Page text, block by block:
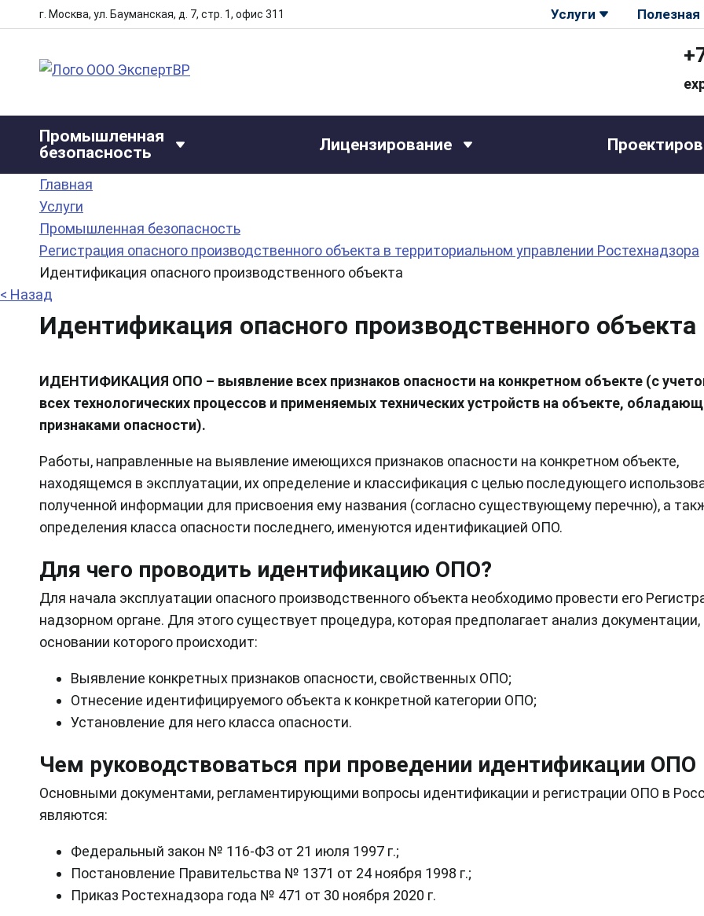
г. Москва, ул. Бауманская, д. 7, стр. 1, офис 311 Услуги
Промышленная
безопасность
Лицензирование
Главная
Услуги
Промышленная безопасность
Регистрация опасного производственного объекта в территориальном управлении Ростехнадзора
Идентификация опасного производственного объекта
< Назад
Идентификация опасного производственного объекта
ИДЕНТИФИКАЦИЯ ОПО – выявление всех признаков опасности на конкретном объекте (с
всех технологических процессов и применяемых технических устройств на объекте,
признаками опасности).
Работы, направленные на выявление имеющихся признаков опасности на конкретном объекте,
находящемся в эксплуатации, их определение и классификация с целью последующего
полученной информации для присвоения ему названия (согласно существующему перечню), а
определения класса опасности последнего, именуются идентификацией ОПО.
Для чего проводить идентификацию ОПО?
Для начала эксплуатации опасного производственного объекта необходимо провести его
надзорном органе. Для этого существует процедура, которая предполагает анализ документации,
основании которого происходит:
Выявление конкретных признаков опасности, свойственных ОПО;
Отнесение идентифицируемого объекта к конкретной категории ОПО;
Установление для него класса опасности.
Чем руководствоваться при проведении идентификации ОПО
Основными документами, регламентирующими вопросы идентификации и регистрации ОПО в
являются:
Федеральный закон № 116-ФЗ от 21 июля 1997 г.;
Постановление Правительства № 1371 от 24 ноября 1998 г.;
Приказ Ростехнадзора года № 471 от 30 ноября 2020 г.